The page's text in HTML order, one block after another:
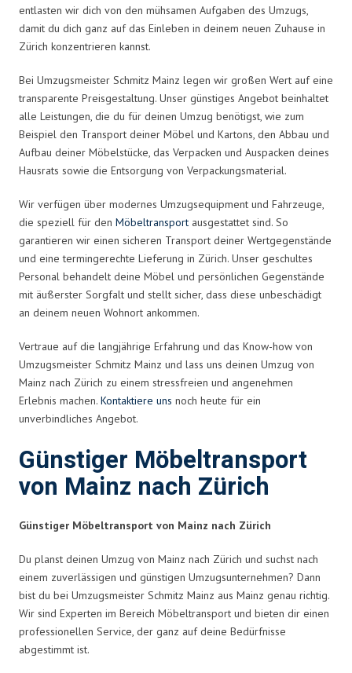
entlasten wir dich von den mühsamen Aufgaben des Umzugs,
damit du dich ganz auf das Einleben in deinem neuen Zuhause in
Zürich konzentrieren kannst.
Bei Umzugsmeister Schmitz Mainz legen wir großen Wert auf eine
transparente Preisgestaltung. Unser günstiges Angebot beinhaltet
alle Leistungen, die du für deinen Umzug benötigst, wie zum
Beispiel den Transport deiner Möbel und Kartons, den Abbau und
Aufbau deiner Möbelstücke, das Verpacken und Auspacken deines
Hausrats sowie die Entsorgung von Verpackungsmaterial.
Wir verfügen über modernes Umzugsequipment und Fahrzeuge,
die speziell für den Möbeltransport ausgestattet sind. So
garantieren wir einen sicheren Transport deiner Wertgegenstände
und eine termingerechte Lieferung in Zürich. Unser geschultes
Personal behandelt deine Möbel und persönlichen Gegenstände
mit äußerster Sorgfalt und stellt sicher, dass diese unbeschädigt
an deinem neuen Wohnort ankommen.
Vertraue auf die langjährige Erfahrung und das Know-how von
Umzugsmeister Schmitz Mainz und lass uns deinen Umzug von
Mainz nach Zürich zu einem stressfreien und angenehmen
Erlebnis machen. Kontaktiere uns noch heute für ein
unverbindliches Angebot.
Günstiger Möbeltransport
von Mainz nach Zürich
Günstiger Möbeltransport von Mainz nach Zürich
Du planst deinen Umzug von Mainz nach Zürich und suchst nach
einem zuverlässigen und günstigen Umzugsunternehmen? Dann
bist du bei Umzugsmeister Schmitz Mainz aus Mainz genau richtig.
Wir sind Experten im Bereich Möbeltransport und bieten dir einen
professionellen Service, der ganz auf deine Bedürfnisse
abgestimmt ist.